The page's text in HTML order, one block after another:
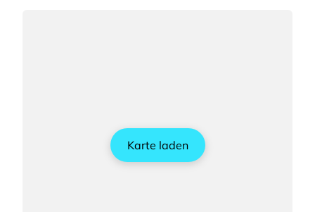
Karte laden